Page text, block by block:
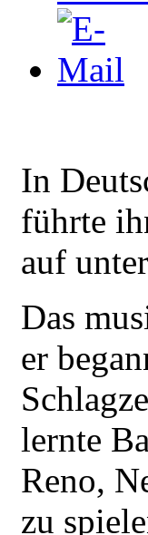
In
führte
auf
Das
er
lernte
Reno,
zu